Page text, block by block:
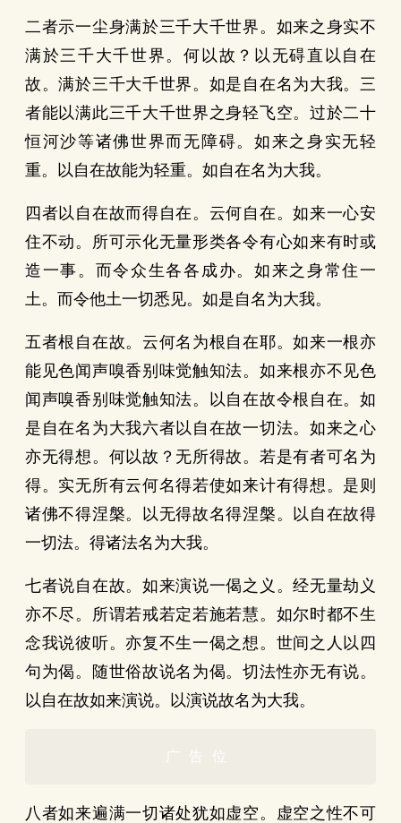
二者示一尘身满於三千大千世界。如来之身实不
满於三千大千世界。何以故？以无碍直以自在
故。满於三千大千世界。如是自在名为大我。三
者能以满此三千大千世界之身轻飞空。过於二十
恒河沙等诸佛世界而无障碍。如来之身实无轻
重。以自在故能为轻重。如自在名为大我。
四者以自在故而得自在。云何自在。如来一心安
住不动。所可示化无量形类各令有心如来有时或
造一事。而令众生各各成办。如来之身常住一
土。而令他土一切悉见。如是自名为大我。
五者根自在故。云何名为根自在耶。如来一根亦
能见色闻声嗅香别味觉触知法。如来根亦不见色
闻声嗅香别味觉触知法。以自在故令根自在。如
是自在名为大我六者以自在故一切法。如来之心
亦无得想。何以故？无所得故。若是有者可名为
得。实无所有云何名得若使如来计有得想。是则
诸佛不得涅槃。以无得故名得涅槃。以自在故得
一切法。得诸法名为大我。
七者说自在故。如来演说一偈之义。经无量劫义
亦不尽。所谓若戒若定若施若慧。如尔时都不生
念我说彼听。亦复不生一偈之想。世间之人以四
句为偈。随世俗故说名为偈。切法性亦无有说。
以自在故如来演说。以演说故名为大我。
广告位
八者如来遍满一切诸处犹如虚空。虚空之性不可